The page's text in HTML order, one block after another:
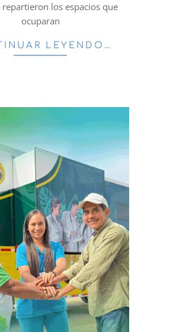
repartieron los espacios que
ocuparan
LEYENDO…